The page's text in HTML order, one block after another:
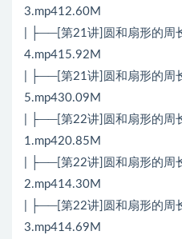
3.mp412.60M
| ├──[第21讲]圆和扇形的周
4.mp415.92M
| ├──[第21讲]圆和扇形的周
5.mp430.09M
| ├──[第22讲]圆和扇形的周
1.mp420.85M
| ├──[第22讲]圆和扇形的周
2.mp414.30M
| ├──[第22讲]圆和扇形的周
3.mp414.69M